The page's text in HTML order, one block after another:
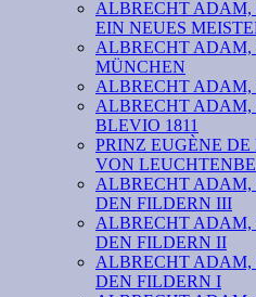
ALBRECHT ADAM,
EIN NEUES
ALBRECHT ADAM,
MÜNCHEN
ALBRECHT ADAM,
ALBRECHT ADAM,
BLEVIO 1811
PRINZ EUGÈNE
VON
ALBRECHT
DEN FILDERN III
ALBRECHT
DEN FILDERN II
ALBRECHT
DEN FILDERN I